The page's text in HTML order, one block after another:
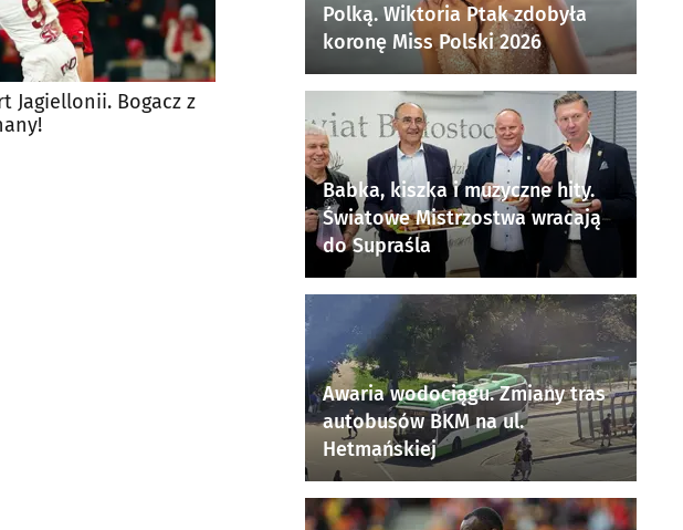
Jagiellonii. Bogacz z
Polką. Wiktoria Ptak zdobyła
koronę Miss Polski 2026
Babka, kiszka i muzyczne hity.
Światowe Mistrzostwa wracają
do Supraśla
Awaria wodociągu. Zmiany tras
autobusów BKM na ul.
Hetmańskiej